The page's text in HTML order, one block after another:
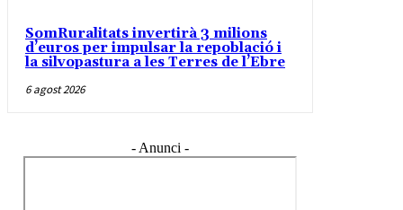
SomRuralitats invertirà 3 milions
d’euros per impulsar la repoblació i
la silvopastura a les Terres de l’Ebre
6 agost 2026
- Anunci -